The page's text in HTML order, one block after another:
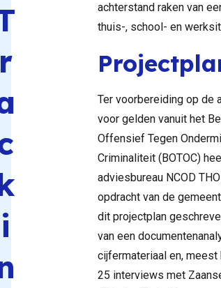
i
achterstand raken van
thuis-, school- en
Ter voorbereiding op de
voor gelden vanuit het
Offensief Tegen
Criminaliteit (BOTOC)
adviesbureau NCOD
opdracht van de
dit projectplan
van een
cijfermateriaal en, meest
25 interviews met